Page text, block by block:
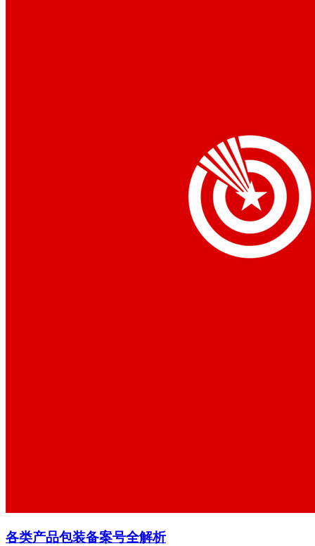
各类产品包装备案号全解析